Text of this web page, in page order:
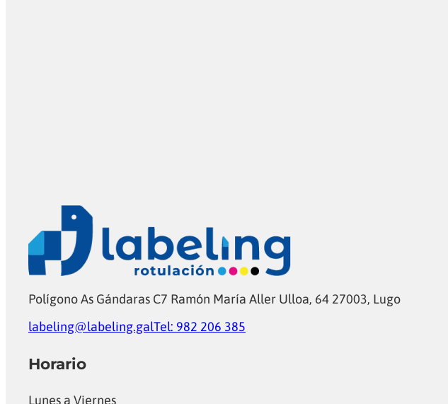
Polígono As Gándaras C7 Ramón María Aller Ulloa, 64 27003, Lugo
labeling@labeling.galTel: 982 206 385
Horario
Lunes a Viernes